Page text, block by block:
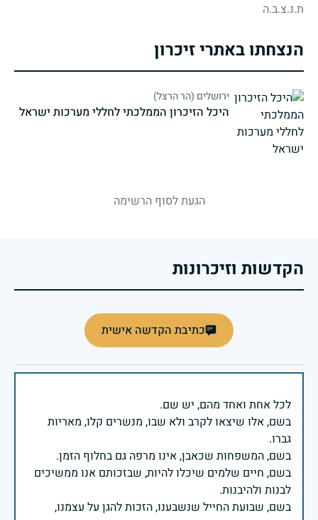
ת.נ.צ.ב.ה
הנצחתו באתרי זיכרון
ירושלים (הר הרצל)
היכל הזיכרון הממלכתי לחללי מערכות ישראל
הגעת לסוף הרשימה
הקדשות וזיכרונות
כתיבת הקדשה אישית
בשם, אלו שיצאו לקרב ולא שבו, מנשרים קלו, מאריות
בשם, חיים שלמים שיכלו להיות, שבזכותם אנו ממשיכים
בשם, שבועת החייל שנשבענו, הזכות להגן על עצמנו,